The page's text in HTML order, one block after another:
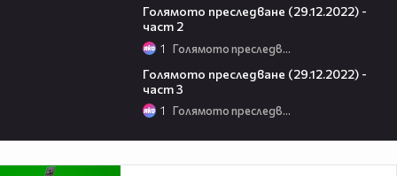
Голямото преследване (29.12.2022) -
част 2
1 Голямото преследване
Голямото преследване (29.12.2022) -
част 3
1 Голямото преследване